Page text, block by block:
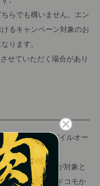
らでも構いません。エン
るキャンペーン対象のお
ります。
せていただく場合があり
い(ネットとモバイルオー
物
了されたお買物が対象と
了された方は、ドコモか